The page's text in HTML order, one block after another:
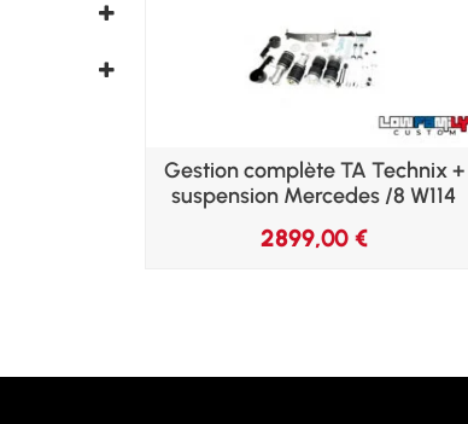
Gestion complète TA Technix +
suspension Mercedes /8 W114
2899,00 €